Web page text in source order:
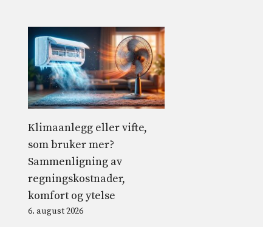
Klimaanlegg eller vifte,
som bruker mer?
Sammenligning av
regningskostnader,
komfort og ytelse
6. august 2026